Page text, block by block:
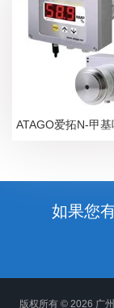
如果您
版权所有 © 2026 广